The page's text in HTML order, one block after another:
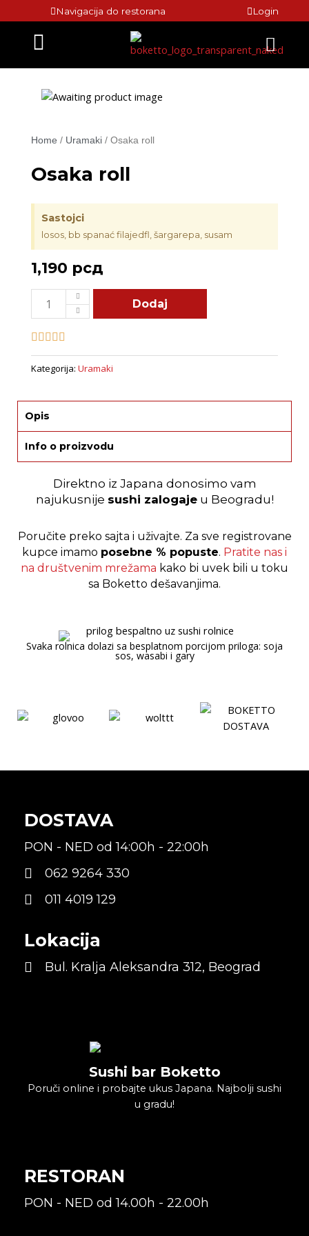
to
content
Navigacija do restorana Login
Menu
Home / Uramaki / Osaka roll
Osaka roll
Sastojci
losos, bb spanać filajedfl, šargarepa, susam
1,190 рсд
roll
Dodaj
Kategorija: Uramaki
Opis
Info o proizvodu
Direktno iz Japana donosimo vam
najukusnije sushi zalogajeu Beogradu!
Poručite preko sajta i uživajte. Za sve registrovane
kupce imamo posebne % popuste. Pratite nas i
na društvenim mrežama kako bi uvek bili u toku
sa Boketto dešavanjima.
Svaka rolnica dolazi sa besplatnom porcijom priloga: soja
sos, wasabi i gary
DOSTAVA
PON - NED od 14:00h - 22:00h
062 9264 330
011 4019 129
Lokacija
Bul. Kralja Aleksandra 312, Beograd
Sushi bar Boketto
Poruči online i probajte ukus Japana. Najbolji sushi
u gradu!
RESTORAN
PON - NED od 14.00h - 22.00h